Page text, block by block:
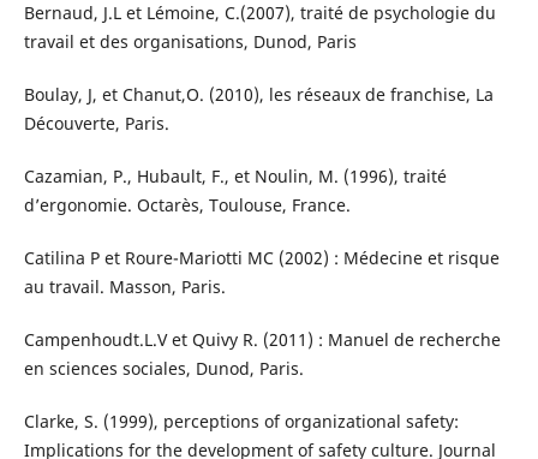
Bernaud, J.L et Lémoine, C.(2007), traité de psychologie du
travail et des organisations, Dunod, Paris
Boulay, J, et Chanut,O. (2010), les réseaux de franchise, La
Découverte, Paris.
Cazamian, P., Hubault, F., et Noulin, M. (1996), traité
d’ergonomie. Octarès, Toulouse, France.
Catilina P et Roure-Mariotti MC (2002) : Médecine et risque
au travail. Masson, Paris.
Campenhoudt.L.V et Quivy R. (2011) : Manuel de recherche
en sciences sociales, Dunod, Paris.
Clarke, S. (1999), perceptions of organizational safety:
Implications for the development of safety culture. Journal